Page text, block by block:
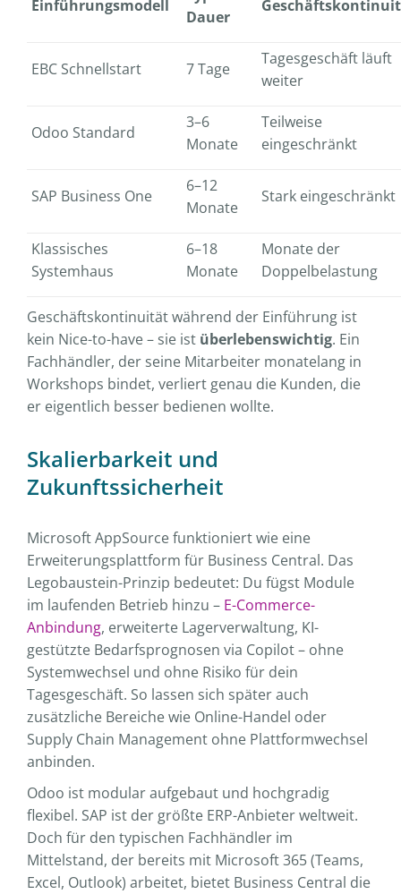
Einführungsmodell
Dauer
EBC Schnellstart 7 Tage
Tagesgeschäft läuft
weiter
Odoo Standard
3–6
Monate
Teilweise
eingeschränkt
SAP Business One
6–12
Monate
Stark eingeschränkt
Klassisches
Systemhaus
6–18
Monate
Monate der
Doppelbelastung
Geschäftskontinuität während der Einführung ist
kein Nice-to-have – sie ist überlebenswichtig. Ein
Fachhändler, der seine Mitarbeiter monatelang in
Workshops bindet, verliert genau die Kunden, die
er eigentlich besser bedienen wollte.
Skalierbarkeit und
Zukunftssicherheit
Microsoft AppSource funktioniert wie eine
Erweiterungsplattform für Business Central. Das
Legobaustein-Prinzip bedeutet: Du fügst Module
im laufenden Betrieb hinzu – E-Commerce-
Anbindung, erweiterte Lagerverwaltung, KI-
gestützte Bedarfsprognosen via Copilot – ohne
Systemwechsel und ohne Risiko für dein
Tagesgeschäft. So lassen sich später auch
zusätzliche Bereiche wie Online-Handel oder
Supply Chain Management ohne Plattformwechsel
anbinden.
Odoo ist modular aufgebaut und hochgradig
flexibel. SAP ist der größte ERP-Anbieter weltweit.
Doch für den typischen Fachhändler im
Mittelstand, der bereits mit Microsoft 365 (Teams,
Excel, Outlook) arbeitet, bietet Business Central die